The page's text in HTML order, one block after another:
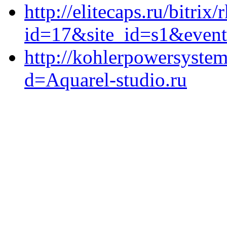
http://elitecaps.ru/bitrix/
http://
d=Aquarel-studio.ru